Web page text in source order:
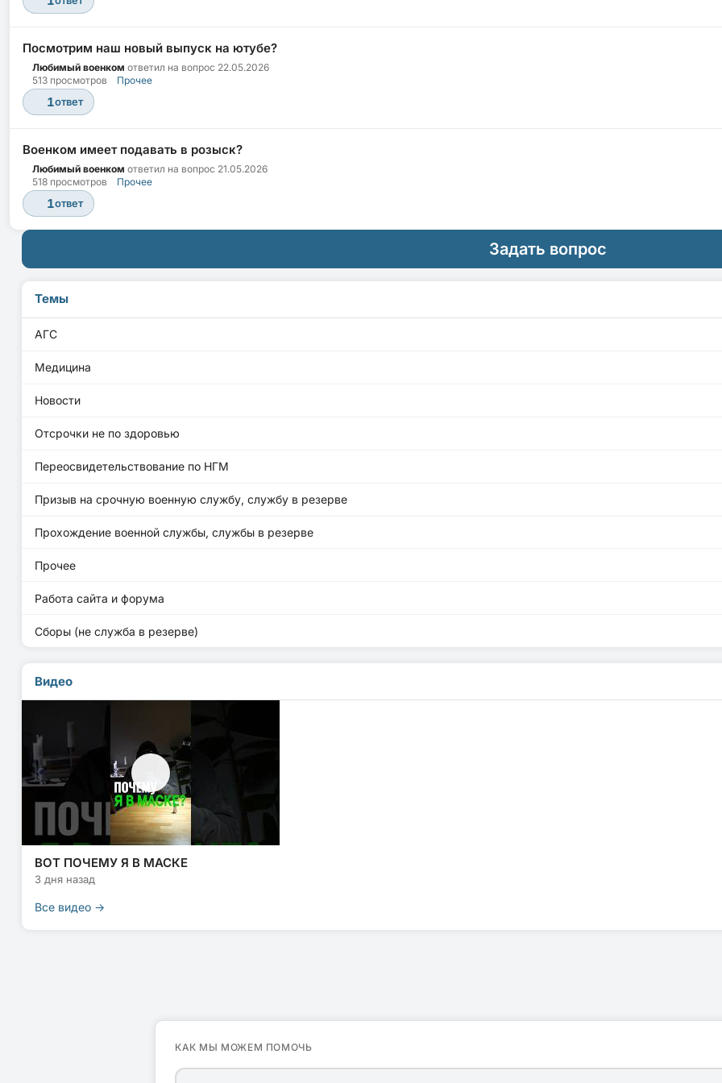
Посмотрим наш новый выпуск на ютубе?
Любимый военком ответил на вопрос 22.05.2026
513 просмотров
Прочее
1ответ
Военком имеет подавать в розыск?
Любимый военком ответил на вопрос 21.05.2026
518 просмотров
Прочее
1ответ
Задать вопрос
Темы
АГС
Медицина
Новости
Отсрочки не по здоровью
Переосвидетельствование по НГМ
Призыв на срочную военную службу, службу в резерве
Прохождение военной службы, службы в резерве
Прочее
Работа сайта и форума
Сборы (не служба в резерве)
Видео
ВОТ ПОЧЕМУ Я В МАСКЕ
3 дня назад
Все видео →
КАК МЫ МОЖЕМ ПОМОЧЬ